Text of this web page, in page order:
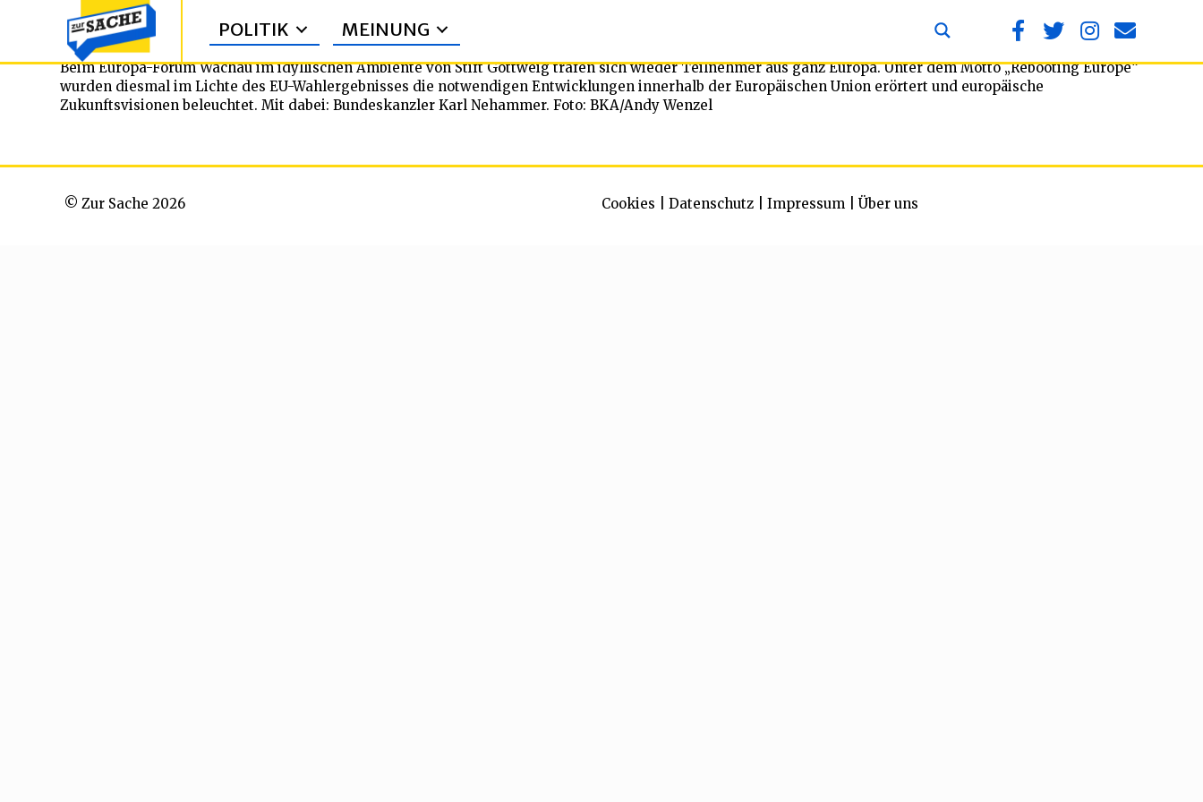
POLITIK MEINUNG
Beim Europa-Forum Wachau im idyllischen Ambiente von Stift Göttweig trafen sich wieder Teilnehmer aus ganz Europa. Unter dem Motto „Rebooting Europe“
wurden diesmal im Lichte des EU-Wahlergebnisses die notwendigen Entwicklungen innerhalb der Europäischen Union erörtert und europäische
Zukunftsvisionen beleuchtet. Mit dabei: Bundeskanzler Karl Nehammer. Foto: BKA/Andy Wenzel
© Zur Sache 2026 Cookies Datenschutz Impressum Über uns